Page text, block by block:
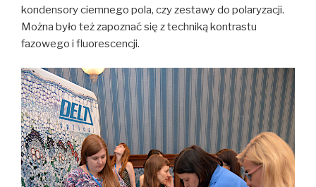
kondensory ciemnego pola, czy zestawy do polaryzacji.
Można było też zapoznać się z techniką kontrastu
fazowego i fluorescencji.